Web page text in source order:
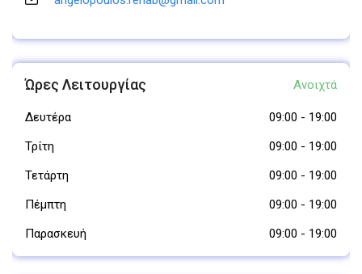
Ώρες Λειτουργίας Ανοιχτά
Δευτέρα 09:00 - 19:00
Τρίτη
09:00 - 19:00
Τετάρτη
09:00 - 19:00
Πέμπτη
09:00 - 19:00
Παρασκευή
09:00 - 19:00